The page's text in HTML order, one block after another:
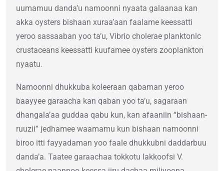
uumamuu danda’u namoonni nyaata galaanaa kan
akka oysters bishaan xuraa’aan faalame keessatti
yeroo sassaaban yoo ta’u, Vibrio cholerae planktonic
crustaceans keessatti kuufamee oysters zooplankton
nyaatu.
Namoonni dhukkuba koleeraan qabaman yeroo
baayyee garaacha kan qaban yoo ta’u, sagaraan
dhangala’aa guddaa qabu kun, kan afaaniin “bishaan-
ruuzii” jedhamee waamamu kun bishaan namoonni
biroo itti fayyadaman yoo faale dhukkubni daddarbuu
danda’a. Taatee garaachaa tokkotu lakkoofsi V.